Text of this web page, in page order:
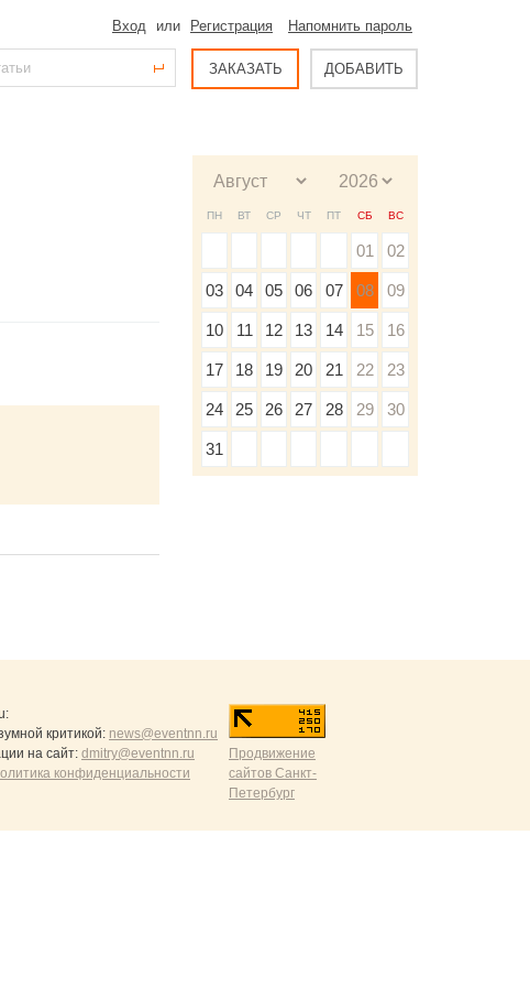
Вход или Регистрация Напомнить пароль
ЗАКАЗАТЬ ДОБАВИТЬ
ПН ВТ СР ЧТ ПТ СБ ВС
01 02
03 04 05 06 07 08 09
10 11 12 13 14 15 16
17 18 19 20 21 22 23
24 25 26 27 28 29 30
31
:
критикой: news@eventnn.ru
на сайт: dmitry@eventnn.ru
конфиденциальности
Продвижение
сайтов Санкт-
Петербург